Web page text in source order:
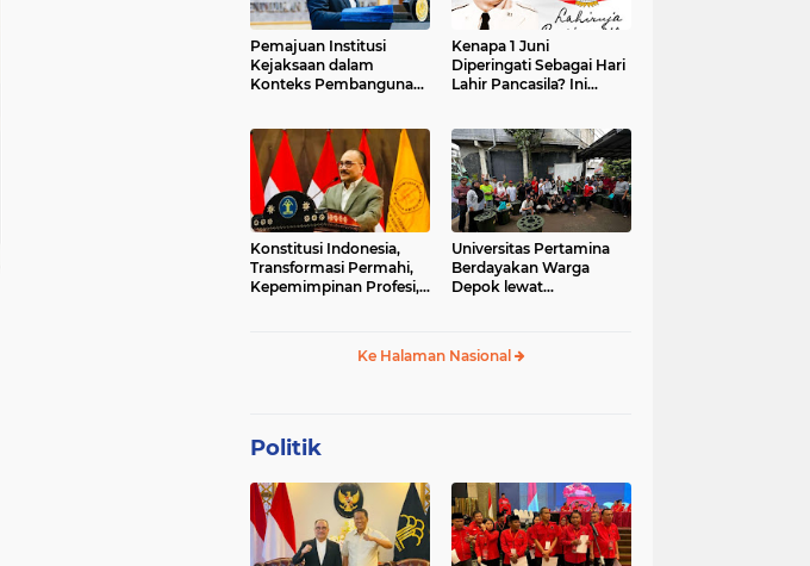
Pemajuan Institusi
Kejaksaan dalam
Konteks Pembangunan
Kenapa 1 Juni
Diperingati Sebagai Hari
Lahir Pancasila? Ini
Konstitusi Indonesia,
Transformasi Permahi,
Kepemimpinan Profesi,
Universitas Pertamina
Berdayakan Warga
Depok lewat
Ke Halaman Nasional
Politik